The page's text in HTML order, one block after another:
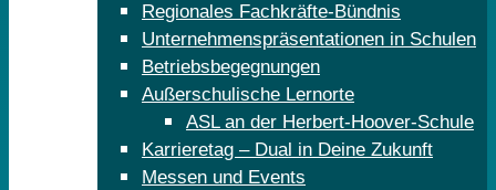
Regionales Fachkräfte-Bündnis
Unternehmenspräsentationen in Schulen
Betriebsbegegnungen
Außerschulische Lernorte
ASL an der Herbert-Hoover-Schule
Karrieretag – Dual in Deine Zukunft
Messen und Events